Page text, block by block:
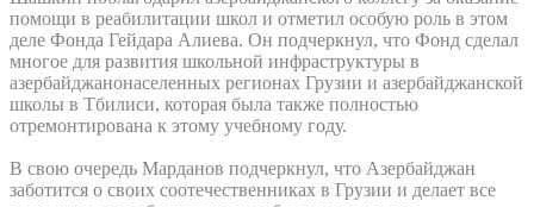
помощи в реабилитации школ и отметил особую роль в этом
деле Фонда Гейдара Алиева. Он подчеркнул, что Фонд сделал
многое для развития школьной инфраструктуры в
азербайджанонаселенных регионах Грузии и азербайджанской
школы в Тбилиси, которая была также полностью
отремонтирована к этому учебному году.
В свою очередь Марданов подчеркнул, что Азербайджан
заботится о своих соотечественниках в Грузии и делает все